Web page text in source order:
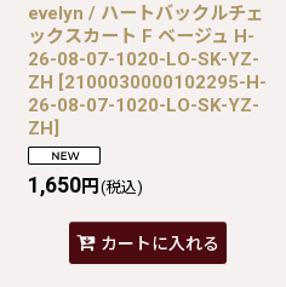
evelyn / ハートバックルチェ
ックスカート F ベージュ H-
26-08-07-1020-LO-SK-YZ-
ZH [2100030000102295-H-
26-08-07-1020-LO-SK-YZ-
ZH]
1,650円 (税込)
カートに入れる